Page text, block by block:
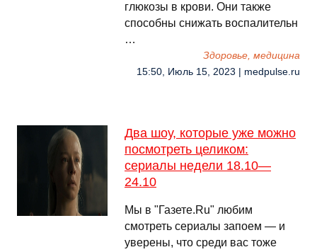
глюкозы в крови. Они также
способны снижать воспалительн
…
Здоровье, медицина
15:50, Июль 15, 2023 | medpulse.ru
Два шоу, которые уже можно
посмотреть целиком:
сериалы недели 18.10—
24.10
Мы в "Газете.Ru" любим
смотреть сериалы запоем — и
уверены, что среди вас тоже